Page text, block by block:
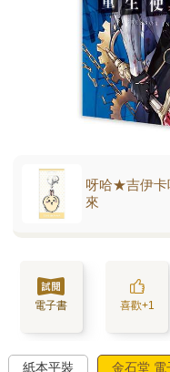
呀哈★吉伊卡
來
電子書 喜歡+1
紙本平裝 金石堂 電